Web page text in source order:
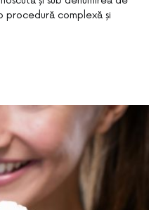
procedură complexă și